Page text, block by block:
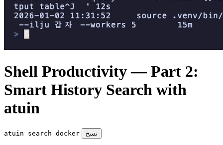
Shell Productivity — Part 2:
Smart History Search with
atuin
atuin search docker نسخ